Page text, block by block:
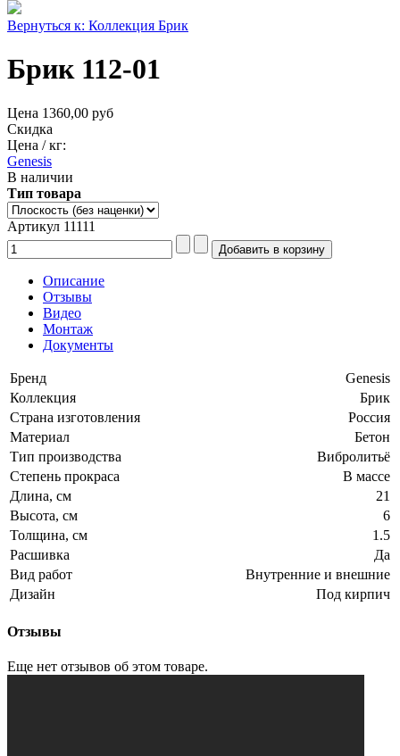
Вернуться к: Коллекция Брик
Брик 112-01
Цена 1360,00 руб
Скидка
Цена / кг:
Genesis
В наличии
Тип товара
Артикул 11111
Описание
Отзывы
Видео
Монтаж
Документы
Бренд
Genesis
Коллекция
Брик
Страна изготовления
Россия
Материал
Бетон
Тип производства
Вибролитьё
Степень прокраса
В массе
Длина, см
21
Высота, см
6
Толщина, см
1.5
Расшивка
Да
Вид работ
Внутренние и внешние
Дизайн
Под кирпич
Отзывы
Еще нет отзывов об этом товаре.